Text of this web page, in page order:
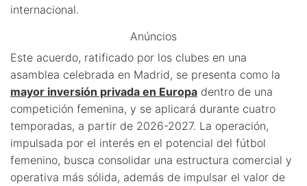
internacional.
Anúncios
Este acuerdo, ratificado por los clubes en una
asamblea celebrada en Madrid, se presenta como la
mayor inversión privada en Europa dentro de una
competición femenina, y se aplicará durante cuatro
temporadas, a partir de 2026-2027. La operación,
impulsada por el interés en el potencial del fútbol
femenino, busca consolidar una estructura comercial y
operativa más sólida, además de impulsar el valor de